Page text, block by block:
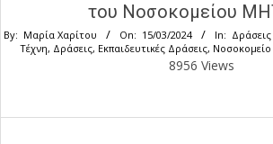
του Νοσοκομείου
By: Μαρία Χαρίτου On: 15/03/2024 In: Δράσεις
Τέχνη, Δράσεις, Εκπαιδευτικές Δράσεις,
8956 Views